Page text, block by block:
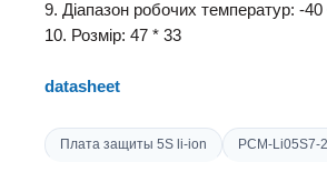
9. Діапазон робочих температур: -
10. Розмір: 47 * 33
datasheet
Плата защиты 5S li-ion PCM-Li05S7-